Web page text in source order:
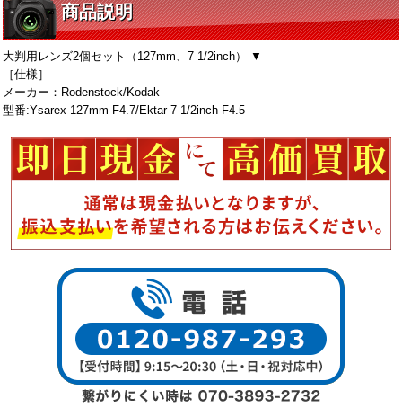
商品説明
大判用レンズ2個セット（127mm、7 1/2inch） ▼
［仕様］
メーカー：Rodenstock/Kodak
型番:Ysarex 127mm F4.7/Ektar 7 1/2inch F4.5